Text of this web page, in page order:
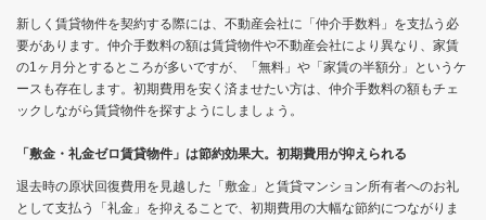
新しく賃貸物件を契約する際には、不動産会社に「仲介手数料」を支払う必
要があります。仲介手数料の額は賃貸物件や不動産会社により異なり、家賃
の1ヶ月分とするところが多いですが、「無料」や「家賃の半額分」というケ
ースも存在します。初期費用を安く済ませたい方は、仲介手数料の額もチェ
ックしながら賃貸物件を探すようにしましょう。
「敷金・礼金ゼロ賃貸物件」は節約効果大。初期費用が抑えられる
退去時の原状回復費用を見越した「敷金」と賃貸マンション所有者へのお礼
として支払う「礼金」を抑えることで、初期費用の大幅な節約につながりま